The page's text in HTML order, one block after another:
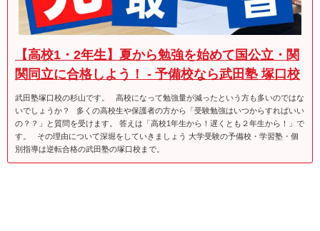
【高校1・2年生】夏から勉強を始めて国公立・関
関同立に合格しよう！ - 予備校なら武田塾 塚口校
武田塾塚口校の杉山です。 高校になって勉強量が減ったという方も多いのではな
いでしょうか？ 多くの高校生や保護者の方から「受験勉強はいつからすればいい
の？？」と質問を受けます。 答えは「高校1年生から！遅くとも２年生から！」で
す。 その理由について深堀をしていきましょう 大学受験の予備校・学習塾・個
別指導は逆転合格の武田塾の塚口校まで。